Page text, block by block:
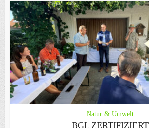
Natur & Umwelt
BGL ZERTIFIZIERT